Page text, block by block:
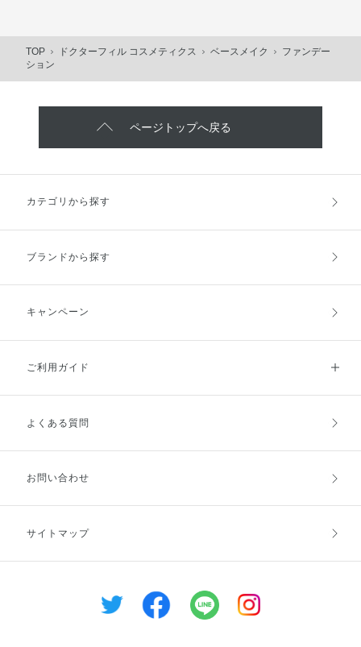
TOP ドクターフィル コスメティクス ベースメイク
ファンデー
ション
ページトップへ戻る
カテゴリから探す
ブランドから探す
キャンペーン
ご利用ガイド
ご利用ガイドトップ
お支払方法
キャンセル・返品・交換
よくある質問
お問い合わせ
サイトマップ